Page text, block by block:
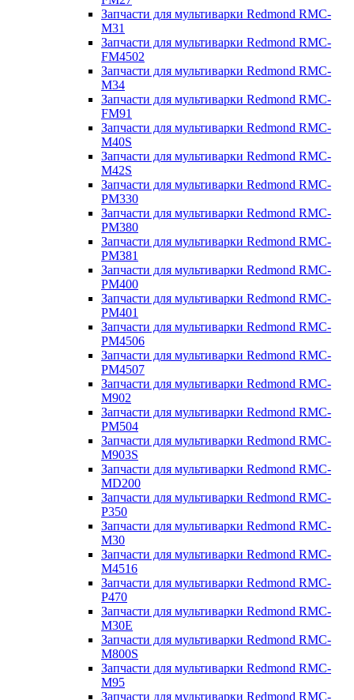
Запчасти для мультиварки Redmond RMC-
M31
Запчасти для мультиварки Redmond RMC-
FM4502
Запчасти для мультиварки Redmond RMC-
M34
Запчасти для мультиварки Redmond RMC-
FM91
Запчасти для мультиварки Redmond RMC-
M40S
Запчасти для мультиварки Redmond RMC-
M42S
Запчасти для мультиварки Redmond RMC-
PM330
Запчасти для мультиварки Redmond RMC-
PM380
Запчасти для мультиварки Redmond RMC-
PM381
Запчасти для мультиварки Redmond RMC-
PM400
Запчасти для мультиварки Redmond RMC-
PM401
Запчасти для мультиварки Redmond RMC-
PM4506
Запчасти для мультиварки Redmond RMC-
PM4507
Запчасти для мультиварки Redmond RMC-
M902
Запчасти для мультиварки Redmond RMC-
PM504
Запчасти для мультиварки Redmond RMC-
M903S
Запчасти для мультиварки Redmond RMC-
MD200
Запчасти для мультиварки Redmond RMC-
P350
Запчасти для мультиварки Redmond RMC-
M30
Запчасти для мультиварки Redmond RMC-
M4516
Запчасти для мультиварки Redmond RMC-
P470
Запчасти для мультиварки Redmond RMC-
M30E
Запчасти для мультиварки Redmond RMC-
M800S
Запчасти для мультиварки Redmond RMC-
M95
Запчасти для мультиварки Redmond RMC-